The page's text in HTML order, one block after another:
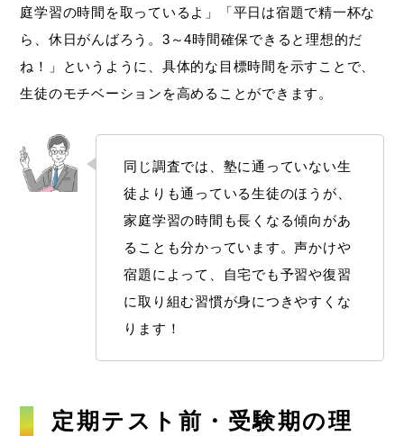
庭学習の時間を取っているよ」「平日は宿題で精一杯な
ら、休日がんばろう。3～4時間確保できると理想的だ
ね！」というように、具体的な目標時間を示すことで、
生徒のモチベーションを高めることができます。
同じ調査では、塾に通っていない生
徒よりも通っている生徒のほうが、
家庭学習の時間も長くなる傾向があ
ることも分かっています。声かけや
宿題によって、自宅でも予習や復習
に取り組む習慣が身につきやすくな
ります！
定期テスト前・受験期の理